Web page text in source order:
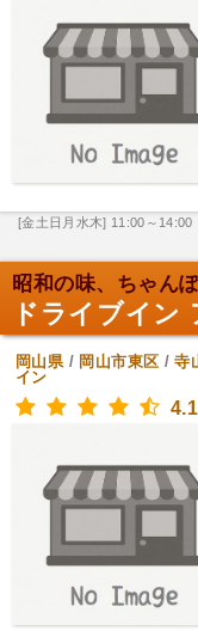
[金土日月水木] 11:00～14:00
昭和の味、ちゃん
ドライブイン
岡山県/ 岡山市東区 /寺
イン
4.1